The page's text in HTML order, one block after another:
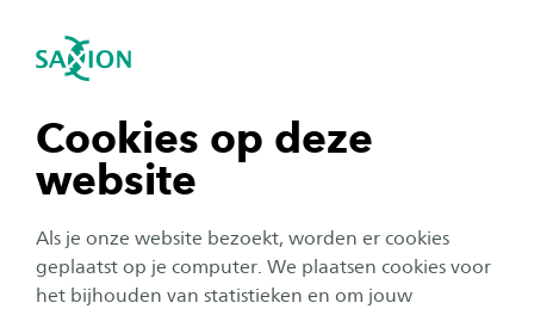
Cookies op deze
website
Als je onze website bezoekt, worden er cookies
geplaatst op je computer. We plaatsen cookies voor
het bijhouden van statistieken en om jouw
Navigatie openen
tonen
tonen
tonen
sluiten
Studentenleven